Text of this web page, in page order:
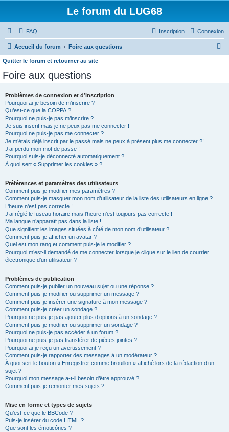
Le forum du LUG68
FAQ Connexion
Inscription
Accueil du forum Foire aux questions
Quitter le forum et retourner au site
Foire aux questions
Problèmes de connexion et d’inscription
Pourquoi ai-je besoin de m’inscrire ?
Qu’est-ce que la COPPA ?
Pourquoi ne puis-je pas m’inscrire ?
Je suis inscrit mais je ne peux pas me connecter !
Pourquoi ne puis-je pas me connecter ?
Je m’étais déjà inscrit par le passé mais ne peux à présent plus me connecter ?!
J’ai perdu mon mot de passe !
Pourquoi suis-je déconnecté automatiquement ?
À quoi sert « Supprimer les cookies » ?
Préférences et paramètres des utilisateurs
Comment puis-je modifier mes paramètres ?
Comment puis-je masquer mon nom d’utilisateur de la liste des utilisateurs en ligne ?
L’heure n’est pas correcte !
J’ai réglé le fuseau horaire mais l’heure n’est toujours pas correcte !
Ma langue n’apparaît pas dans la liste !
Que signifient les images situées à côté de mon nom d’utilisateur ?
Comment puis-je afficher un avatar ?
Quel est mon rang et comment puis-je le modifier ?
Pourquoi m’est-il demandé de me connecter lorsque je clique sur le lien de courrier
électronique d’un utilisateur ?
Problèmes de publication
Comment puis-je publier un nouveau sujet ou une réponse ?
Comment puis-je modifier ou supprimer un message ?
Comment puis-je insérer une signature à mon message ?
Comment puis-je créer un sondage ?
Pourquoi ne puis-je pas ajouter plus d’options à un sondage ?
Comment puis-je modifier ou supprimer un sondage ?
Pourquoi ne puis-je pas accéder à un forum ?
Pourquoi ne puis-je pas transférer de pièces jointes ?
Pourquoi ai-je reçu un avertissement ?
Comment puis-je rapporter des messages à un modérateur ?
À quoi sert le bouton « Enregistrer comme brouillon » affiché lors de la rédaction d’un
sujet ?
Pourquoi mon message a-t-il besoin d’être approuvé ?
Comment puis-je remonter mes sujets ?
Mise en forme et types de sujets
Qu’est-ce que le BBCode ?
Puis-je insérer du code HTML ?
Que sont les émoticônes ?